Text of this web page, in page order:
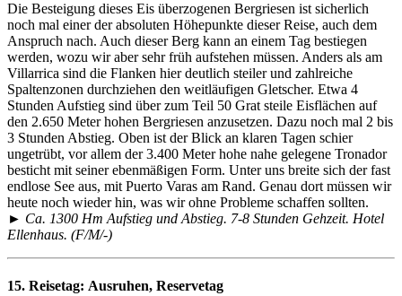
Die Besteigung dieses Eis überzogenen Bergriesen ist sicherlich
noch mal einer der absoluten Höhepunkte dieser Reise, auch dem
Anspruch nach. Auch dieser Berg kann an einem Tag bestiegen
werden, wozu wir aber sehr früh aufstehen müssen. Anders als am
Villarrica sind die Flanken hier deutlich steiler und zahlreiche
Spaltenzonen durchziehen den weitläufigen Gletscher. Etwa 4
Stunden Aufstieg sind über zum Teil 50 Grat steile Eisflächen auf
den 2.650 Meter hohen Bergriesen anzusetzen. Dazu noch mal 2 bis
3 Stunden Abstieg. Oben ist der Blick an klaren Tagen schier
ungetrübt, vor allem der 3.400 Meter hohe nahe gelegene Tronador
besticht mit seiner ebenmäßigen Form. Unter uns breite sich der fast
endlose See aus, mit Puerto Varas am Rand. Genau dort müssen wir
heute noch wieder hin, was wir ohne Probleme schaffen sollten.
► Ca. 1300 Hm Aufstieg und Abstieg. 7-8 Stunden Gehzeit. Hotel
Ellenhaus. (F/M/-)
15. Reisetag: Ausruhen, Reservetag